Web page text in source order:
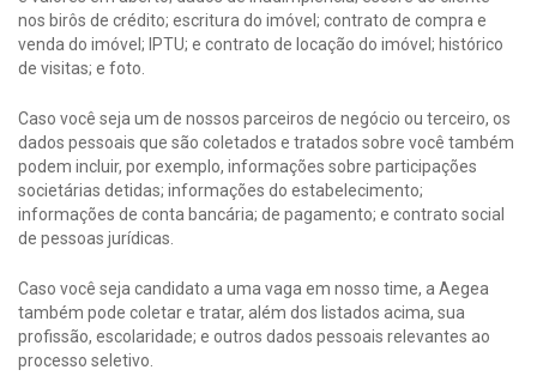
nos birôs de crédito; escritura do imóvel; contrato de compra e
venda do imóvel; IPTU; e contrato de locação do imóvel; histórico
de visitas; e foto.
Caso você seja um de nossos parceiros de negócio ou terceiro, os
dados pessoais que são coletados e tratados sobre você também
podem incluir, por exemplo, informações sobre participações
societárias detidas; informações do estabelecimento;
informações de conta bancária; de pagamento; e contrato social
de pessoas jurídicas.
Caso você seja candidato a uma vaga em nosso time, a Aegea
também pode coletar e tratar, além dos listados acima, sua
profissão, escolaridade; e outros dados pessoais relevantes ao
processo seletivo.